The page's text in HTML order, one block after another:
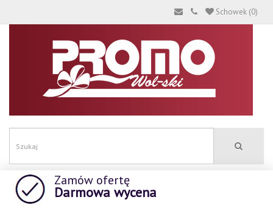
Schowek (0)
Zamów ofertę
Darmowa wycena